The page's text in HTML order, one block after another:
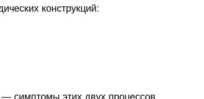
конструкций:
симптомы этих двух процессов